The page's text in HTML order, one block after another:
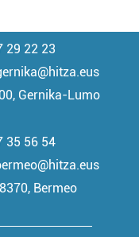
29 22 23
Gernika-Lumo
35 56 54
Bermeo